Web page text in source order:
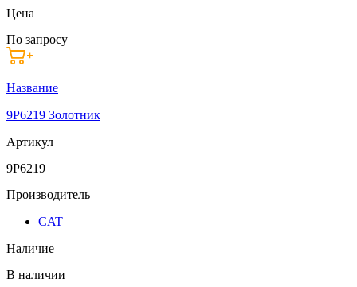
Цена
По запросу
Название
9P6219 Золотник
Артикул
9P6219
Производитель
CAT
Наличие
В наличии